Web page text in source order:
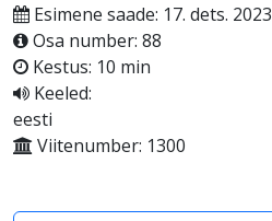
Esimene saade: 17. dets. 2023
Osa number: 88
Kestus: 10 min
Keeled:
eesti
Viitenumber: 1300